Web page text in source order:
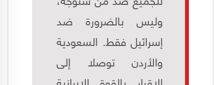
وليس بالضرورة ضد
إسرائيل فقط. السعودية
والأردن توصلا إلى